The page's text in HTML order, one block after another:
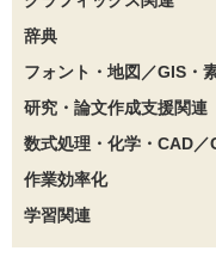
辞典
フォント・地図／GIS・
研究・論文作成支援関連
数式処理・化学・CAD
作業効率化
学習関連